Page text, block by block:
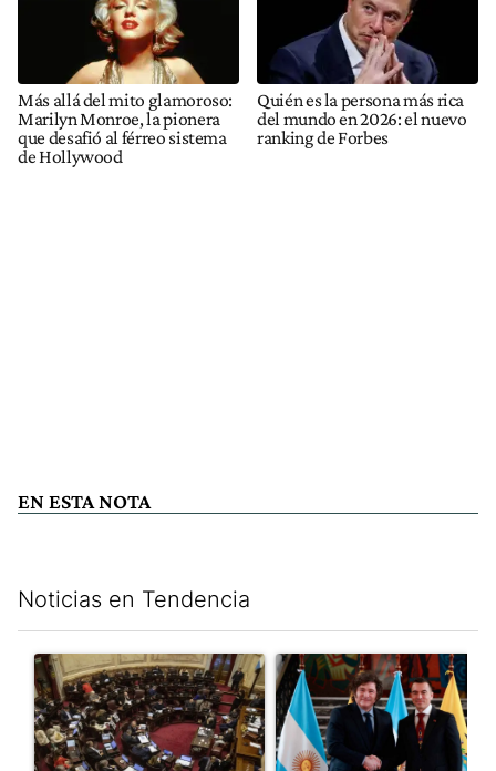
Más allá del mito glamoroso:
Marilyn Monroe, la pionera
que desafió al férreo sistema
de Hollywood
Quién es la persona más rica
del mundo en 2026: el nuevo
ranking de Forbes
EN ESTA NOTA
Noticias en Tendencia
Un artículo de tendencia con el título "El Senado dio media
Un artículo de tendencia con